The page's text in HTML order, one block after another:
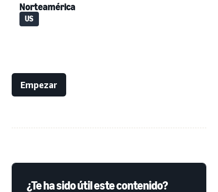
Norteamérica
US
Empezar
¿Te ha sido útil este contenido?